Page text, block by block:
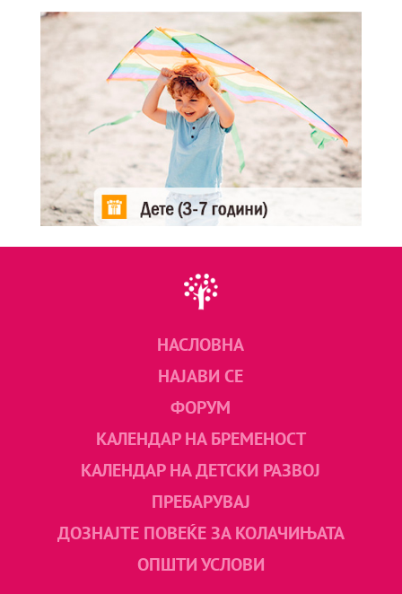
НАСЛОВНА
НАЈАВИ СЕ
ФОРУМ
КАЛЕНДАР НА БРЕМЕНОСТ
КАЛЕНДАР НА ДЕТСКИ РАЗВОЈ
ПРЕБАРУВАЈ
ДОЗНАЈТЕ ПОВЕЌЕ ЗА КОЛАЧИЊАТА
ОПШТИ УСЛОВИ